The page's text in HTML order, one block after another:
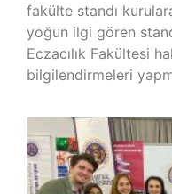
ETKINLIKLER
ÖDÜLLER
ECZACILIK FAKÜLTESI
İLETIŞIM
fakülte standı
yoğun ilgi gören
Eczacılık Fakültesi
bilgilendirmeleri